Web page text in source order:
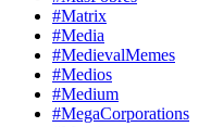
#Matrix
#Media
#MedievalMemes
#Medios
#Medium
#MegaCorporations